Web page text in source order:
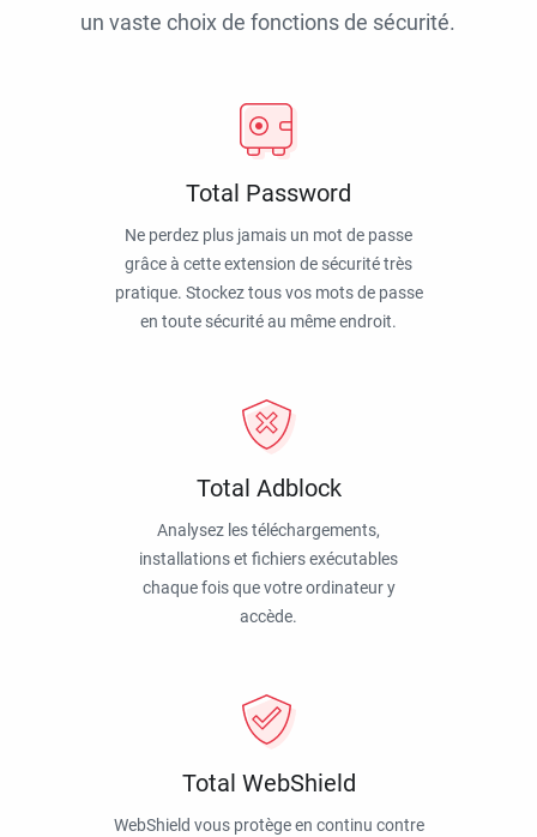
un vaste choix de fonctions de sécurité.
Total Password
Ne perdez plus jamais un mot de passe
grâce à cette extension de sécurité très
pratique. Stockez tous vos mots de passe
en toute sécurité au même endroit.
Total Adblock
Analysez les téléchargements,
installations et fichiers exécutables
chaque fois que votre ordinateur y
accède.
Total WebShield
WebShield vous protège en continu contre